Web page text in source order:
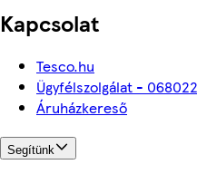
Kapcsolat
Tesco.hu
Ügyfélszolgálat -
Áruházkereső
Segítünk